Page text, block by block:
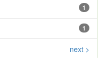
1
1
next >